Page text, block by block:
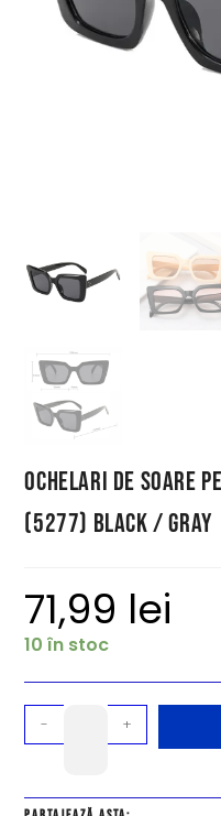
Ochelari de Soare
(5277) Black / Gray
71,99 lei
10 în stoc
- +